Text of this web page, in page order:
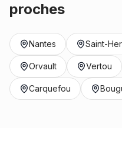
proches
Nantes Saint-
Orvault Vertou
Carquefou